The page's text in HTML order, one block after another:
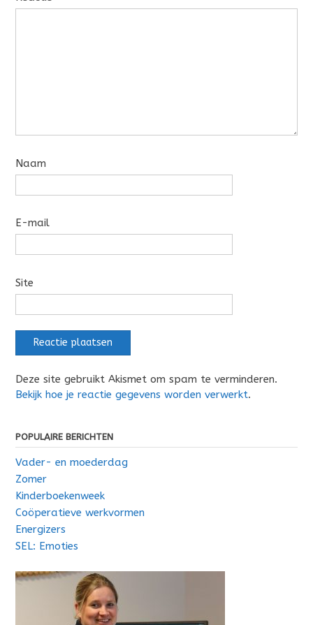
Naam
E-mail
Site
Deze site gebruikt Akismet om spam te verminderen.
Bekijk hoe je reactie gegevens worden verwerkt.
POPULAIRE BERICHTEN
Vader- en moederdag
Zomer
Kinderboekenweek
Coöperatieve werkvormen
Energizers
SEL: Emoties